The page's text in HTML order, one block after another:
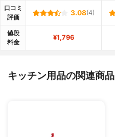
口コミ
評価
3.08(4)
値段
料金
¥1,796
キッチン用品の関連商品